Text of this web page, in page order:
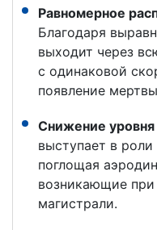
Равномерное
Благодаря
выходит через
с одинаковой
появление
Снижение
выступает в роли
поглощая
возникающие
магистрали.